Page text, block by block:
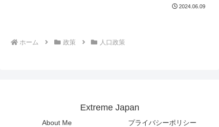
2024.06.09
ホーム 政策 人口政策
Extreme Japan
About Me プライバシーポリシー